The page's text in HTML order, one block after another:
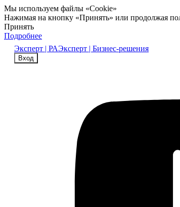
Мы используем файлы «Cookie»
Нажимая на кнопку «Принять» или продолжая
Принять
Подробнее
Эксперт | РАЭксперт | Бизнес-решения
Вход